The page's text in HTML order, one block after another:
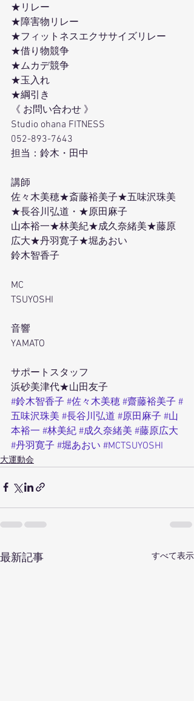
★リレー
★障害物リレー
★フィットネスエクササイズリレー
★借り物競争
★ムカデ競争
★玉入れ
★綱引き
《 お問い合わせ 》
Studio ohana FITNESS
052-893-7643
担当：鈴木・田中
講師
佐々木美穂★斎藤裕美子★五味沢珠美
★長谷川弘道・★原田麻子
山本裕一★林美紀★成久奈緒美★藤原
広大★丹羽寛子★堀あおい
鈴木智香子
MC
TSUYOSHI
音響
YAMATO
サポートスタッフ
浜砂美津代★山田友子
#鈴木智香子 #佐々木美穂 #齋藤裕美子 #
五味沢珠美 #長谷川弘道 #原田麻子 #山
本裕一 #林美紀 #成久奈緒美 #藤原広大
#丹羽寛子 #堀あおい #MCTSUYOSHI
大運動会
最新記事 すべて表示